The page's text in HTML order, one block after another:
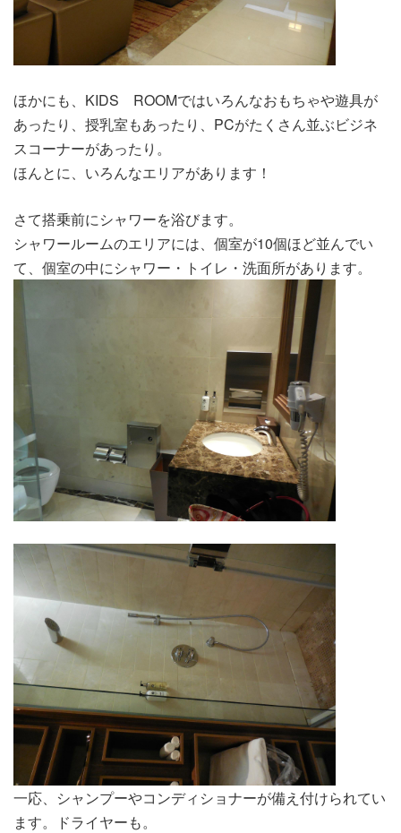
ほかにも、KIDS ROOMではいろんなおもちゃや遊具が
あったり、授乳室もあったり、PCがたくさん並ぶビジネ
スコーナーがあったり。
ほんとに、いろんなエリアがあります！
さて搭乗前にシャワーを浴びます。
シャワールームのエリアには、個室が10個ほど並んでい
て、個室の中にシャワー・トイレ・洗面所があります。
一応、シャンプーやコンディショナーが備え付けられてい
ます。ドライヤーも。